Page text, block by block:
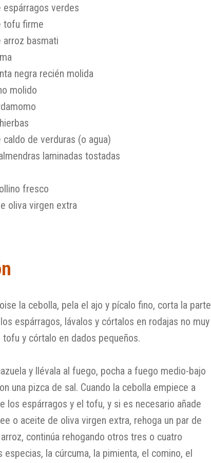
verdes
tofu firme
basmati
negra recién molida
molido
de verduras (o agua)
laminadas tostadas
fresco
oliva virgen extra
la cebolla, pela el ajo y pícalo fino, corta la parte
espárragos, lávalos y córtalos en rodajas no muy
y córtalo en dados pequeños.
y llévala al fuego, pocha a fuego medio-bajo
una pizca de sal. Cuando la cebolla empiece a
los espárragos y el tofu, y si es necesario añade
o aceite de oliva virgen extra, rehoga un par de
continúa rehogando otros tres o cuatro
especias, la cúrcuma, la pimienta, el comino, el